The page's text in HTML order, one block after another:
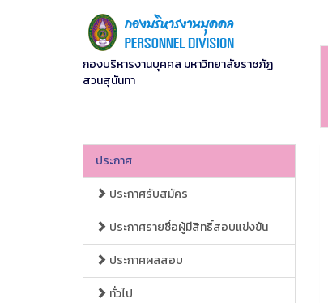
กองบริหารงานบุคคล มหาวิทยาลัยราชภัฏ
สวนสุนันทา
ประกาศ
ประกาศรับสมัคร
ประกาศรายชื่อผู้มีสิทธิ์สอบแข่งขัน
ประกาศผลสอบ
ทั่วไป